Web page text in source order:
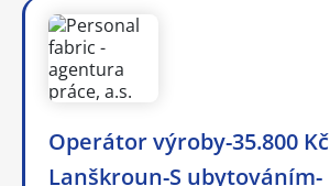
Operátor výroby-35.800 Kč
Lanškroun-S ubytováním-